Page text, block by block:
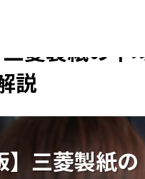
三菱製紙の
説
】三菱製紙の